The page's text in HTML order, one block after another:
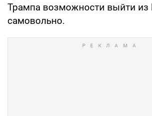
Трампа возможности выйти
самовольно.